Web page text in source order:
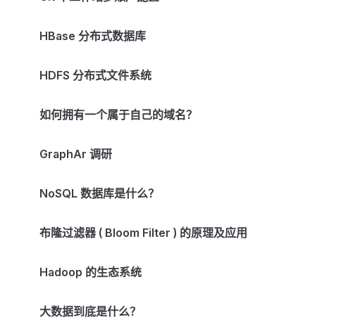
HBase 分布式数据库
HDFS 分布式文件系统
如何拥有一个属于自己的域名？
GraphAr 调研
NoSQL 数据库是什么？
布隆过滤器 ( Bloom Filter ) 的原理及应用
Hadoop 的生态系统
大数据到底是什么？